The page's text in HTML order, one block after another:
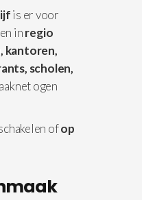
is er voor
inregio
kantoren,
scholen,
ogen
ofop